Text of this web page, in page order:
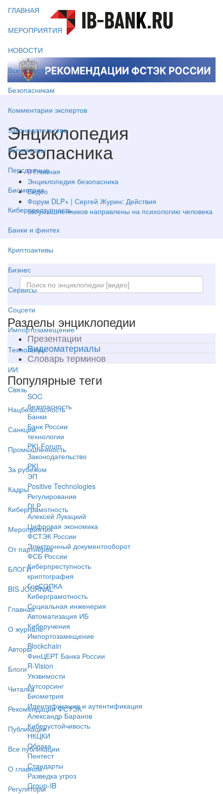
ГЛАВНАЯ
МЕРОПРИЯТИЯ
НОВОСТИ
Все новости
Безопасникам
Комментарии экспертов
Законодательство
Регуляторы
Персданные
Биометрия
Киберпреступность
Банки и финтех
Криптоактивы
Бизнес
Сервисы
Соцсети
Импортозамещение
Технологии
ИИ
Связь
Нацбезопасность
Санкции
Промышленность
За рубежом
Кадры
Киберграмотность
Мероприятия
От партнёров
БЛОГИ
BIS JOURNAL
Главная
О журнале
Авторы
Блоги
Читалка
Рекомендации ФСТЭК
Публикации
Все публикации
О главном
Регуляторы
Энциклопедия
безопасника
Главная
Энциклопедия безопасника
Видео
Форум DLP+ | Сергей Журин: Действия
злоумышленников направлены на психологию человека
Разделы энциклопедии
Презентации
Видеоматериалы
Словарь терминов
Популярные теги
SOC
безопасность
Банки
Банк России
технологии
PKI-Forum
Законодательство
PKI
ЭП
Positive Technologies
Регулирование
DLP
Алексей Лукацкий
Цифровая экономика
ФСТЭК России
Электронный документооборот
ФСБ России
Киберпреступность
криптография
ГосСОПКА
Киберграмотность
Социальная инженерия
Автоматизация ИБ
Киберучения
Импортозамещение
Blockchain
ФинЦЕРТ Банка России
R-Vision
Уязвимости
Аутсорсинг
Биометрия
Идентификация и аутентификация
Александр Баранов
Киберустойчивость
НКЦКИ
Облака
Пентест
Стандарты
Разведка угроз
Group-IB